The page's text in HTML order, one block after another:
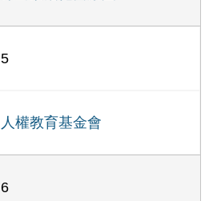
5
人權教育基金會
6